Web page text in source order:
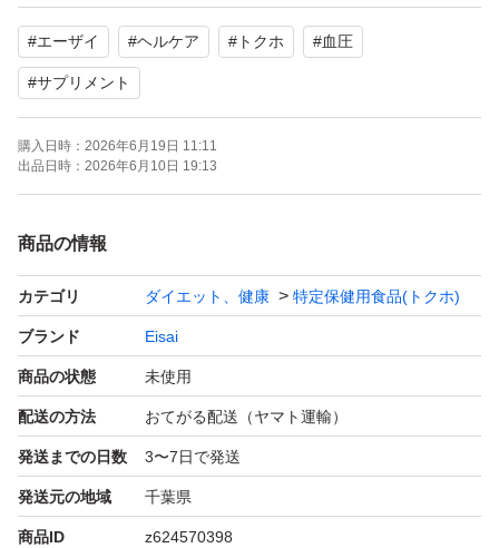
合
健康維持のためにいかがでしょうか。よろしくお願いいた
します。
#エーザイ #ヘルケア # トクホ #血圧
#サプリメント
購入日時： 2026年6月19日 11:11
出品日時： 2026年6月10日 19:13
商品の情報
カテゴリ ダイエット、健康 特定保健用食品(トクホ)
ブランド Eisai
商品の状態 未使用
配送の方法 おてがる配送（ヤマト運輸）
発送までの日数 3〜7日で発送
発送元の地域 千葉県
商品ID z624570398